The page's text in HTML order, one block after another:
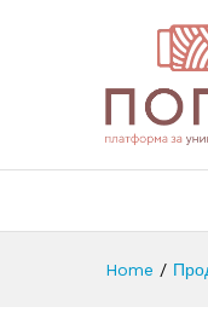
Home /